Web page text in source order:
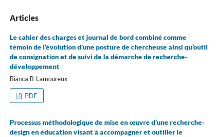
Articles
Le cahier des charges et journal de bord combiné comme
témoin de l’évolution d'une posture de chercheuse ainsi qu’outil
de consignation et de suivi de la démarche de recherche-
développement
Bianca B-Lamoureux
PDF
Processus méthodologique de mise en œuvre d’une recherche-
design en éducation visant à accompagner et outiller le